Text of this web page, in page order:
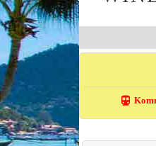
directions_transit